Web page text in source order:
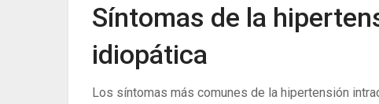
Síntomas de la
idiopática
Los síntomas más comunes de la hipertensión